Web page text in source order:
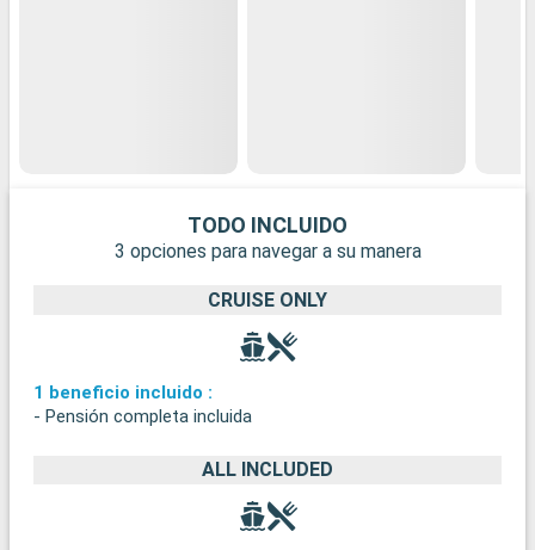
TODO INCLUIDO
3 opciones para navegar a su manera
CRUISE ONLY
1 beneficio incluido :
- Pensión completa incluida
ALL INCLUDED